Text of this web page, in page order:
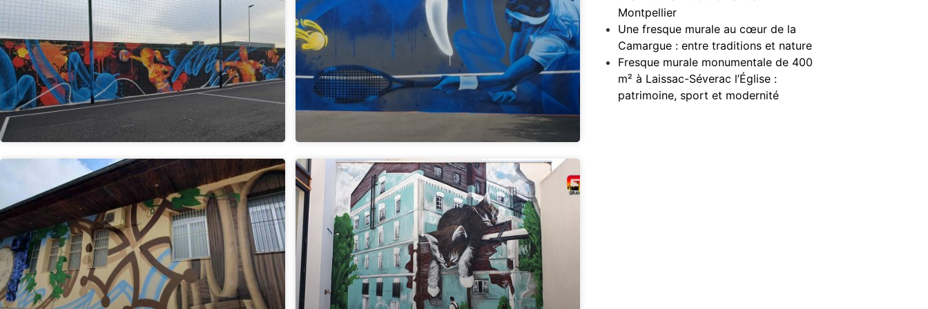
Montpellier
Une fresque murale au cœur de la
Camargue : entre traditions et nature
Fresque murale monumentale de 400
m² à Laissac-Séverac l’Église :
patrimoine, sport et modernité